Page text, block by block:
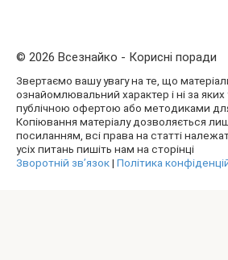
© 2026 Всезнайко - Корисні поради
Звертаємо вашу увагу на те, що
ознайомлювальний характер і ні за
публічною офертою або методиками для
Копіювання матеріалу дозволяється
посиланням, всі права на статті
усіх питань пишіть нам на сторінці
Зворотній зв’язок| Політика